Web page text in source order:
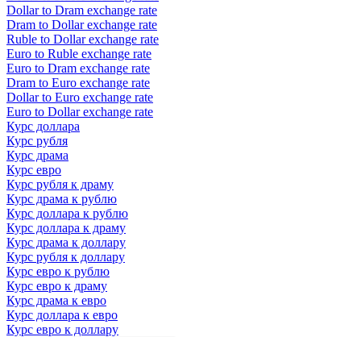
Dollar to Dram exchange rate
Dram to Dollar exchange rate
Ruble to Dollar exchange rate
Euro to Ruble exchange rate
Euro to Dram exchange rate
Dram to Euro exchange rate
Dollar to Euro exchange rate
Euro to Dollar exchange rate
Курс доллара
Курс рубля
Курс драма
Курс евро
Курс рубля к драму
Курс драма к рублю
Курс доллара к рублю
Курс доллара к драму
Курс драма к доллару
Курс рубля к доллару
Курс евро к рублю
Курс евро к драму
Курс драма к евро
Курс доллара к евро
Курс евро к доллару